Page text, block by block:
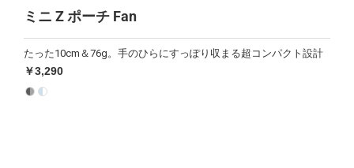
ミニ Z ポーチ Fan
たった10cm＆76g。手のひらにすっぽり収まる超コンパクト設計
￥3,290